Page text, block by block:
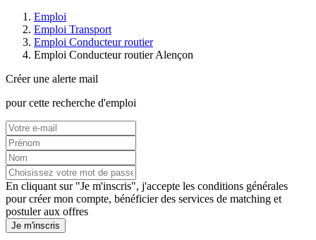
Emploi
Emploi Transport
Emploi Conducteur routier
Emploi Conducteur routier Alençon
Créer une alerte mail
pour cette recherche d'emploi
En cliquant sur "Je m'inscris", j'accepte les conditions générales
pour créer mon compte, bénéficier des services de matching et
postuler aux offres
Je m'inscris